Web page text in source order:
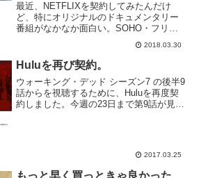
最近、NETFLIXを契約してみたんだけ
ど、特にオリジナルのドキュメンタリー
番組がなかなか面白い。SOHO・フリー
ランス・デザイナー目線でおすすめの番
組をいくつかご紹介。アートオブデザイ
ン様々な分野のデザイナーを取材したド
キュメンタリー。取...
2018.03.30
Huluを再び契約。
ウォーキング・デッド シーズン7 の後半9
話からを視聴するために、Huluを再度契
約しました。今週の23日まで第9話が見逃
2017.03.25
もっと早く買っときゃ良かった